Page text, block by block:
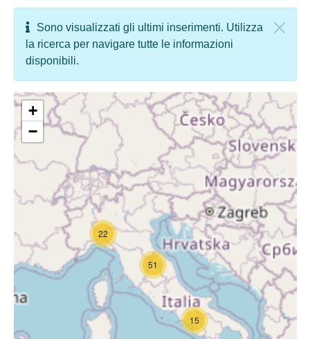
Sono visualizzati gli ultimi inserimenti. Utilizza
la ricerca per navigare tutte le informazioni
disponibili.
15
22
51
+
−